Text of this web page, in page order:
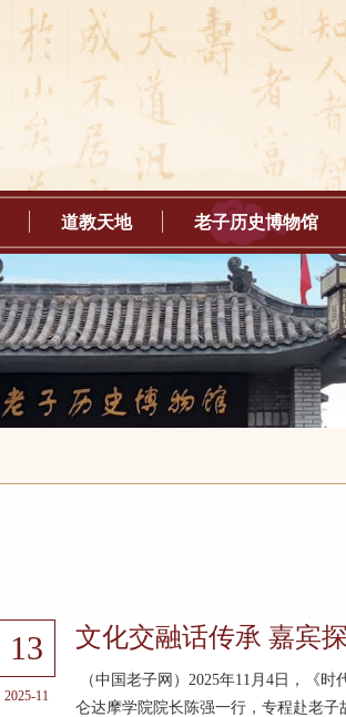
道教天地 老子历史博物馆
13
2025-11
文化交融话传承 嘉宾
（中国老子网）2025年11月4日，《
仑达摩学院院长陈强一行，专程赴老子